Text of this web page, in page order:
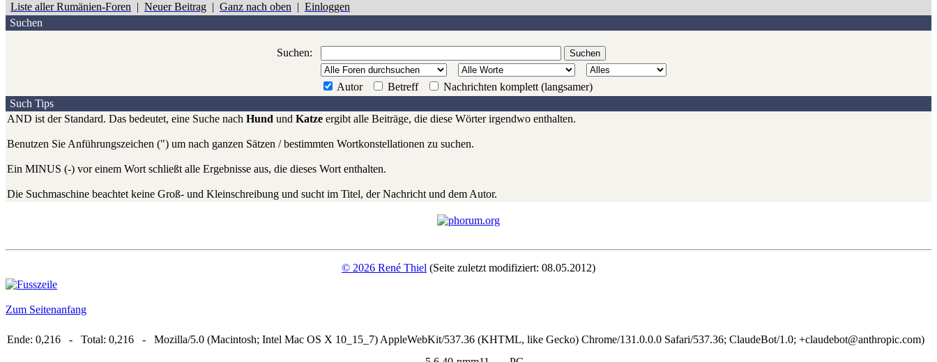
Liste aller Rumänien-Foren | Neuer Beitrag | Ganz nach oben | Einloggen
Suchen
Suchen:
Autor Betreff
Nachrichten komplett (langsamer)
Such Tips
AND ist der Standard. Das bedeutet, eine Suche nach Hund und Katze ergibt alle Beiträge, die diese Wörter irgendwo enthalten.
Benutzen Sie Anführungszeichen (") um nach ganzen Sätzen / bestimmten Wortkonstellationen zu suchen.
Ein MINUS (-) vor einem Wort schließt alle Ergebnisse aus, die dieses Wort enthalten.
Die Suchmaschine beachtet keine Groß- und Kleinschreibung und sucht im Titel, der Nachricht und dem Autor.
© 2026 René Thiel (Seite zuletzt modifiziert: 08.05.2012)
Zum Seitenanfang
Ende: 0,216 - Total: 0,216 - Mozilla/5.0 (Macintosh; Intel Mac OS X 10_15_7) AppleWebKit/537.36 (KHTML, like Gecko) Chrome/131.0.0.0 Safari/537.36; ClaudeBot/1.0; +claudebot@anthropic.com)